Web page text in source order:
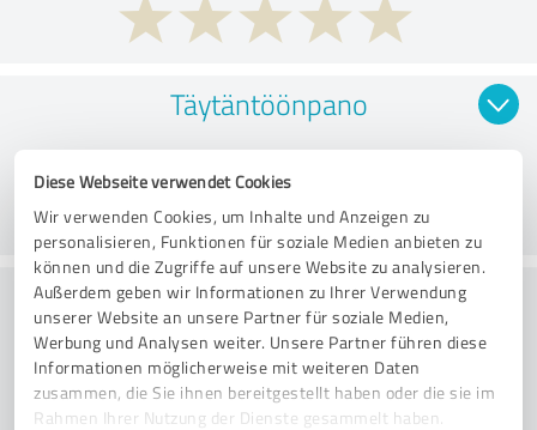
Diese Webseite verwendet Cookies
Wir verwenden Cookies, um Inhalte und Anzeigen zu
personalisieren, Funktionen für soziale Medien anbieten zu
können und die Zugriffe auf unsere Website zu analysieren.
Außerdem geben wir Informationen zu Ihrer Verwendung
unserer Website an unsere Partner für soziale Medien,
Werbung und Analysen weiter. Unsere Partner führen diese
Informationen möglicherweise mit weiteren Daten
zusammen, die Sie ihnen bereitgestellt haben oder die sie im
Rahmen Ihrer Nutzung der Dienste gesammelt haben.
Täytäntöönpano
Konsultointi